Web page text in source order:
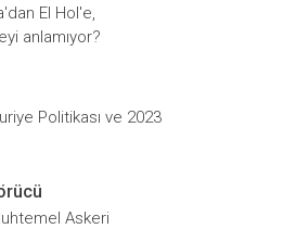
El Hol'e,
anlamıyor?
Politikası ve 2023
Askeri